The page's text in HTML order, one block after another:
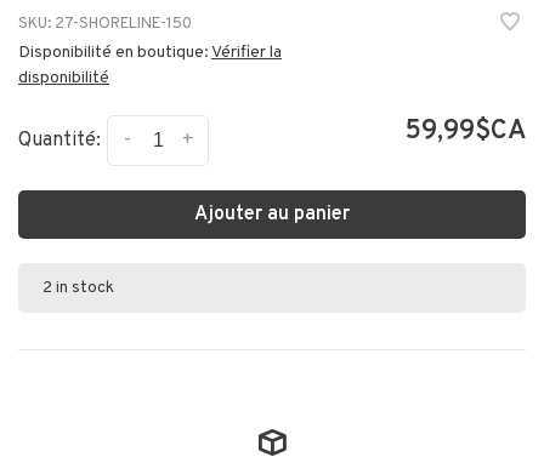
SKU: 27-SHORELINE-150
Disponibilité en boutique:Vérifier la
disponibilité
Quantité: +
- 59,99$CA
Ajouter au panier
2 in stock